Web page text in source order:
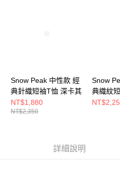
Snow Peak 中性款 經
典針織短袖T恤 深卡其
NT$1,880
NT$2,350
Snow
典織紋
詳細說明